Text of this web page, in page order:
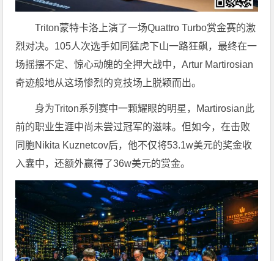
Triton蒙特卡洛上演了一场Quattro Turbo赏金赛的激
烈对决。105人次选手如同猛虎下山一路狂飙，最终在一
场摇摆不定、惊心动魄的全押大战中，Artur Martirosian
奇迹般地从这场惨烈的竞技场上脱颖而出。
身为Triton系列赛中一颗耀眼的明星，Martirosian此
前的职业生涯中尚未尝过冠军的滋味。但如今，在击败
同胞Nikita Kuznetcov后，他不仅将53.1w美元的奖金收
入囊中，还额外赢得了36w美元的赏金。